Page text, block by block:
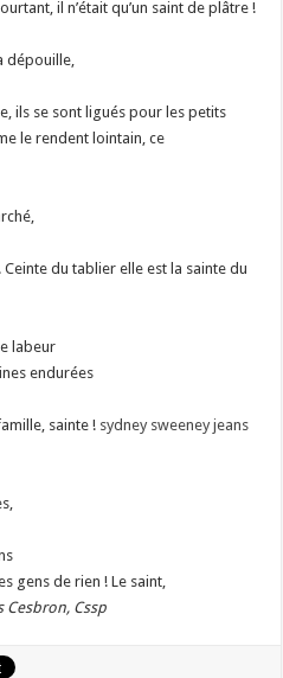
il n’était qu’un saint de plâtre !
dépouille,
ils se sont ligués pour les petits
le rendent lointain, ce
Ceinte du tablier elle est la sainte du
labeur
endurées
sainte ! sydney sweeney jeans
gens de rien ! Le saint,
Cesbron, Cssp